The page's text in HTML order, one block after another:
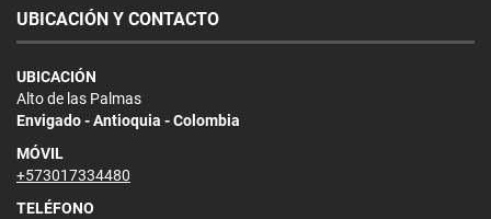
UBICACIÓN Y CONTACTO
UBICACIÓN
Alto de las Palmas
Envigado - Antioquia - Colombia
MÓVIL
+573017334480
TELÉFONO